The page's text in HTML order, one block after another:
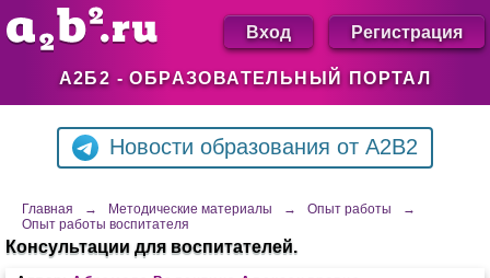
А2Б2 - ОБРАЗОВАТЕЛЬНЫЙ ПОРТАЛ
Вход Регистрация
Новости образования от A2B2
Главная → Методические материалы → Опыт работы
→
Опыт работы воспитателя
Консультации для воспитателей.